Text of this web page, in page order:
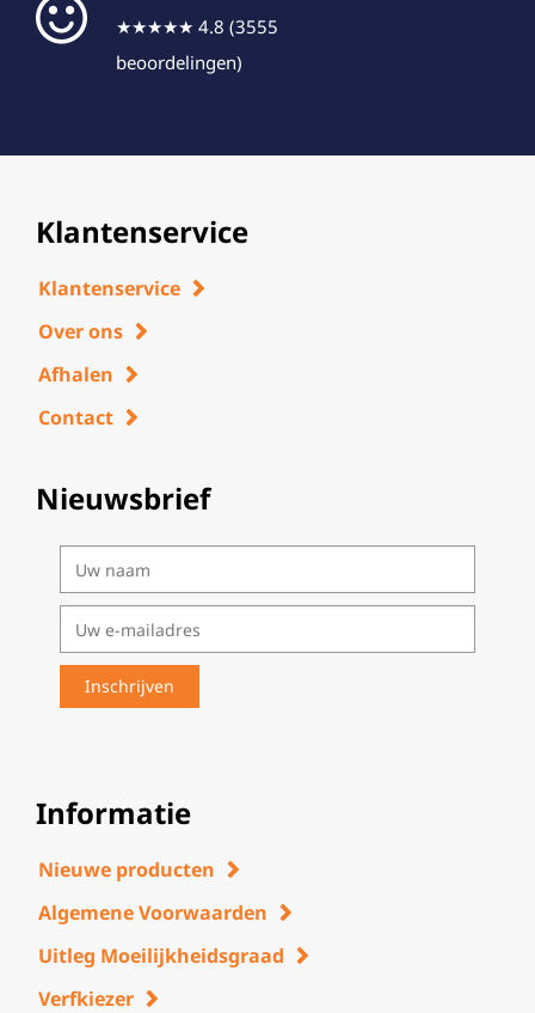
★★★★★ 4.8 (3555
beoordelingen)
Klantenservice
Klantenservice
Over ons
Afhalen
Contact
Nieuwsbrief
Informatie
Nieuwe producten
Algemene Voorwaarden
Uitleg Moeilijkheidsgraad
Verfkiezer